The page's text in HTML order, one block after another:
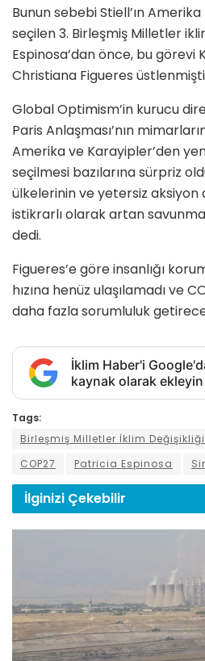
Bunun sebebi Stiell’ın
seçilen 3. Birleşmiş Milletler
Espinosa’dan önce, bu görevi
Christiana Figueres üstlenmişti
Global Optimism’in kurucu
Paris Anlaşması’nın
Amerika ve Karayipler’den
seçilmesi bazılarına sürpriz
ülkelerinin ve yetersiz aksiyon
istikrarlı olarak artan
dedi.
Figueres’e göre insanlığı
hızına henüz ulaşılamadı ve
daha fazla sorumluluk
İklim Haber'i
kaynak olarak ekleyin
Tags:
Birleşmiş Milletler İklim
COP27
Patricia Espinosa
İlginizi Çekebilir